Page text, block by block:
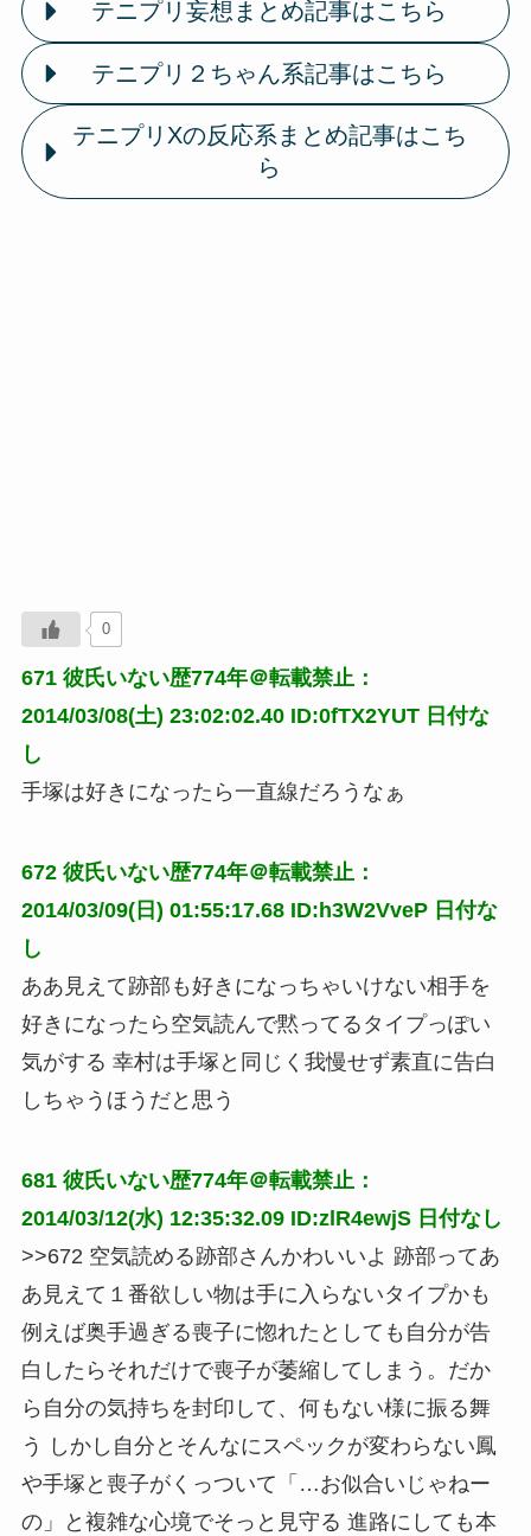
テニプリ妄想まとめ記事はこちら
テニプリ２ちゃん系記事はこちら
テニプリXの反応系まとめ記事はこち
ら
0
671 彼氏いない歴774年＠転載禁止：
2014/03/08(土) 23:02:02.40 ID:0fTX2YUT 日付な
し
手塚は好きになったら一直線だろうなぁ
672 彼氏いない歴774年＠転載禁止：
2014/03/09(日) 01:55:17.68 ID:h3W2VveP 日付な
し
ああ見えて跡部も好きになっちゃいけない相手を
好きになったら空気読んで黙ってるタイプっぽい
気がする 幸村は手塚と同じく我慢せず素直に告白
しちゃうほうだと思う
681 彼氏いない歴774年＠転載禁止：
2014/03/12(水) 12:35:32.09 ID:zlR4ewjS 日付なし
>>672 空気読める跡部さんかわいいよ 跡部ってあ
あ見えて１番欲しい物は手に入らないタイプかも
例えば奥手過ぎる喪子に惚れたとしても自分が告
白したらそれだけで喪子が萎縮してしまう。だか
ら自分の気持ちを封印して、何もない様に振る舞
う しかし自分とそんなにスペックが変わらない鳳
や手塚と喪子がくっついて「…お似合いじゃねー
の」と複雑な心境でそっと見守る 進路にしても本